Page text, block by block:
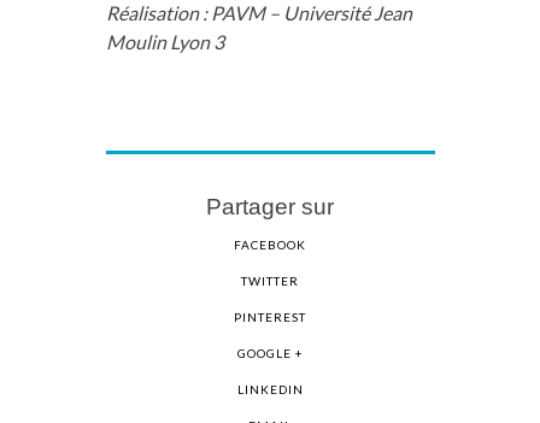
Réalisation : PAVM – Université Jean
Moulin Lyon 3
Partager sur
FACEBOOK
TWITTER
PINTEREST
GOOGLE +
LINKEDIN